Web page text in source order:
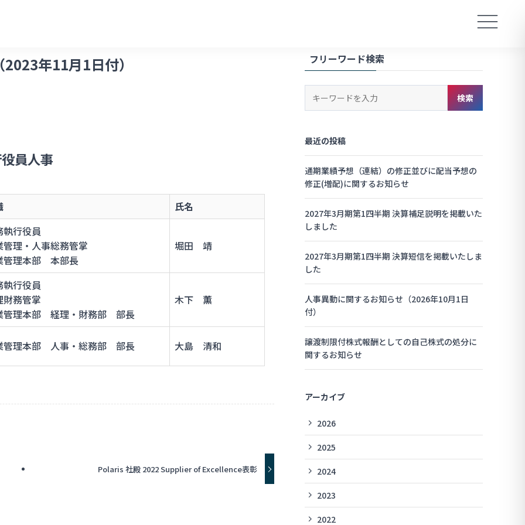
年11月1日付）
員人事
氏名
執行役員
管理・人事総務管掌
管理本部 本部長
堀田 靖
執行役員
財務管掌
管理本部 経理・財務部 部長
木下 薫
管理本部 人事・総務部 部長 大島 清和
Polaris 社殿 2022 Supplier of Excellence表彰
フリーワード検索
ド
検
索
検索
最近の投稿
通期業績予想（連結）の修正並びに配当予想の
修正(増配)に関するお知らせ
2027年3月期第1四半期 決算補足説明を掲載いた
しました
2027年3月期第1四半期 決算短信を掲載いたしま
した
人事異動に関するお知らせ（2026年10月1日
付）
譲渡制限付株式報酬としての自己株式の処分に
関するお知らせ
アーカイブ
2026
2025
2024
2023
2022